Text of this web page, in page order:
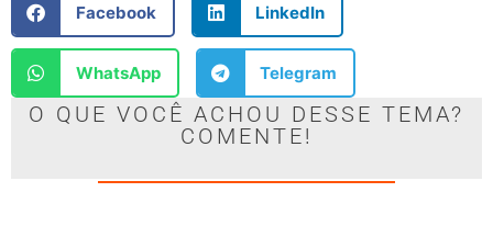
Facebook
LinkedIn
WhatsApp Telegram
O QUE VOCÊ ACHOU DESSE TEMA?
COMENTE!